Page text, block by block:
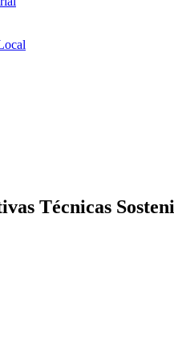
Técnicas